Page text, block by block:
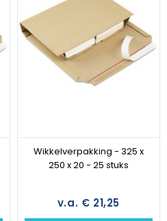
Wikkelverpakking - 325 x
250 x 20 - 25 stuks
v.a. € 21,25